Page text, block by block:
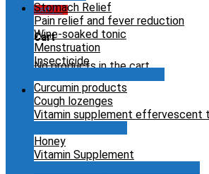
Cart /0₫
Cart
No products in the cart.
Stomach Relief
Pain relief and fever reduction
Wine-soaked tonic
Menstruation
Insecticide
Curcumin products
Cough lozenges
Vitamin supplement effervescent
Honey
Vitamin Supplement